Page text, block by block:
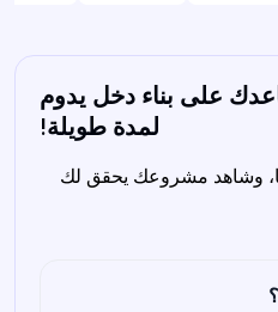
على بناء دخل يدوم
لمدة طويلة!
وشاهد مشروعك يحقق لك